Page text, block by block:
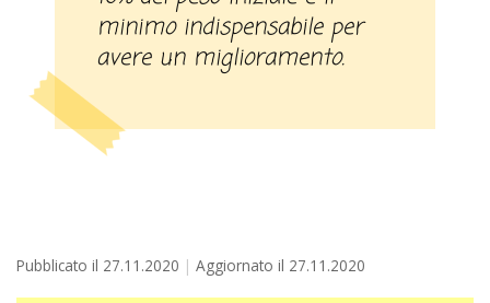
minimo indispensabile per
avere un miglioramento.
Pubblicato il 27.11.2020 Aggiornato il 27.11.2020